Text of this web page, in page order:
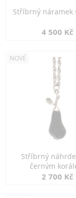
Stříbrný náramek
4 500 Kč
NOVÉ
Stříbrný
černým
2 700 Kč